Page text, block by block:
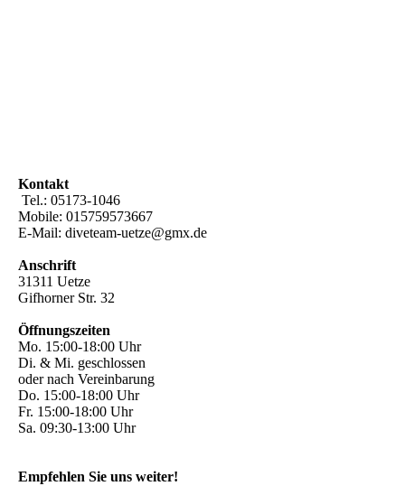
Kontakt
Tel.: 05173-1046
Mobile: 015759573667
E-Mail: diveteam-uetze@gmx.de
Anschrift
31311 Uetze
Gifhorner Str. 32
Öffnungszeiten
Mo. 15:00-18:00 Uhr
Di. & Mi. geschlossen
oder nach Vereinbarung
Do. 15:00-18:00 Uhr
Fr. 15:00-18:00 Uhr
Sa. 09:30-13:00 Uhr
Empfehlen Sie uns weiter!